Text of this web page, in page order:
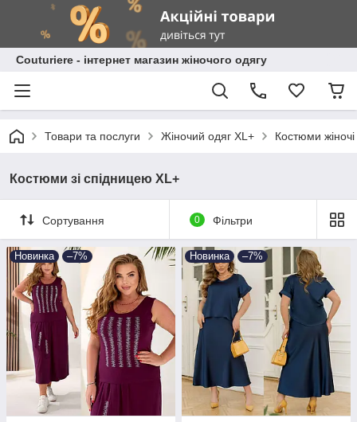
Сouturiere - інтернет магазин жіночого одягу
Товари та послуги Жіночий одяг XL+ Костюми
Костюми зі спідницею XL+
Сортування 0 Фільтри
Новинка –7% Новинка –7%